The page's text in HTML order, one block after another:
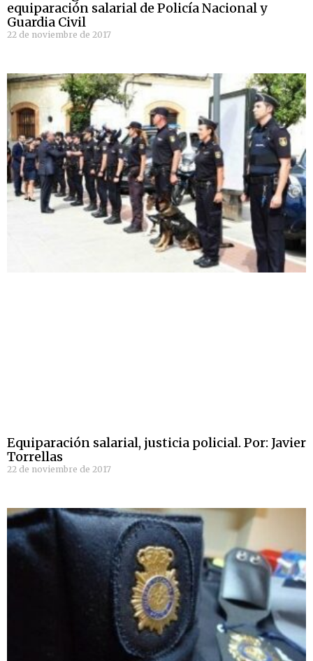
equiparación salarial de Policía Nacional y
Guardia Civil
22 de noviembre de 2017
Equiparación salarial, justicia policial. Por: Javier
Torrellas
22 de noviembre de 2017